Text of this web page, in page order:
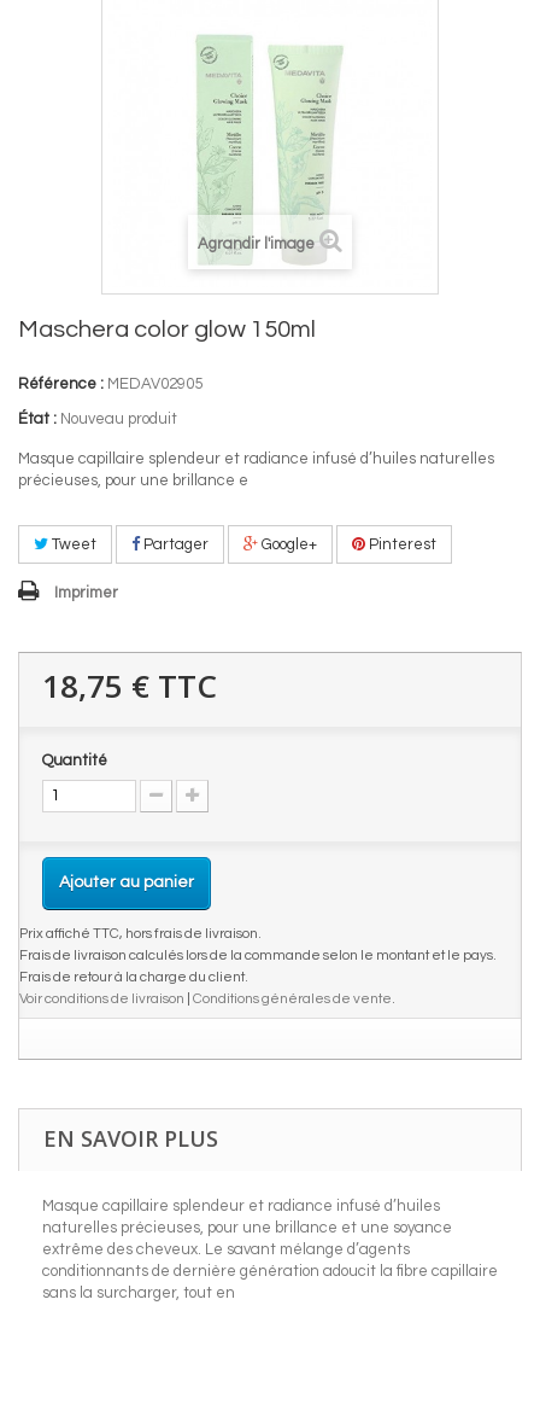
Agrandir l'image
Maschera color glow 150ml
Référence : MEDAV02905
État : Nouveau produit
Masque capillaire splendeur et radiance infusé d’huiles naturelles
précieuses, pour une brillance e
Tweet Partager Google+ Pinterest
Imprimer
18,75 € TTC
Quantité
Ajouter au panier
Prix affiché TTC, hors frais de livraison.
Frais de livraison calculés lors de la commande selon le montant et le pays.
Frais de retour à la charge du client.
Voir conditions de livraison
Conditions générales de vente
EN SAVOIR PLUS
Masque capillaire splendeur et radiance infusé d’huiles
naturelles précieuses, pour une brillance et une soyance
extrême des cheveux. Le savant mélange d’agents
conditionnants de dernière génération adoucit la fibre capillaire
sans la surcharger, tout en